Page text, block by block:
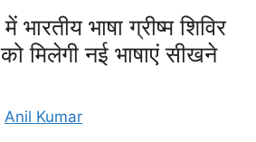
भारतीय भाषा ग्रीष्म शिविर
मिलेगी नई भाषाएं सीखने
Anil Kumar